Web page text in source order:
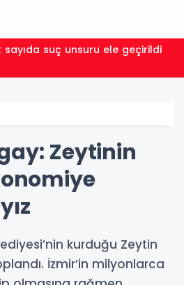
sayıda suç unsuru ele geçirildi
Zeytinin
kurduğu Zeytin
İzmir’in milyonlarca